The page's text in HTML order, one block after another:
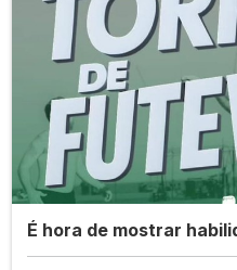
É hora de mostrar